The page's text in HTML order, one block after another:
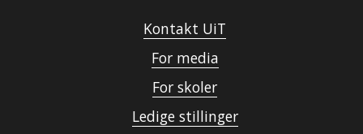
Kontakt UiT
For media
For skoler
Ledige stillinger